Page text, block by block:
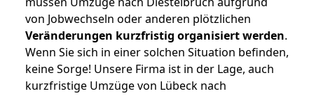
von Jobwechseln oder anderen plötzlichen
Veränderungen kurzfristig organisiert werden.
Wenn Sie sich in einer solchen Situation befinden,
keine Sorge! Unsere Firma ist in der Lage, auch
kurzfristige Umzüge von Lübeck nach